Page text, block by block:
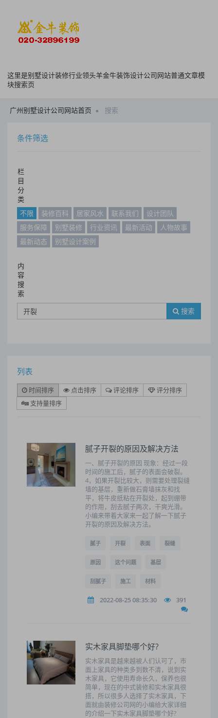
这里是别墅设计装修行业领头羊金牛装饰设计公司网站普通文章模
块搜索页
广州别墅设计公司网站首页 搜索
条件筛选
栏
目
分
类
不限
装修百科 居家风水 联系我们
设计团队
服务保障
别墅装修 行业资讯 最新活动
人物故事
最新动态
别墅设计案例
内
容
搜
索
搜索
列表
时间排序 点击排序 评论排序
评分排序
支持量排序
腻子开裂的原因及解决方法
一、腻子开裂的原因 现象：经过一段
时间的施工后，腻子的表面会破裂。
4，如果开裂比较大，则需要处理裂缝
墙的基层，重新做石膏墙抹灰和找
平，将牛皮纸粘在开裂处，起到绷带
的作用，刮去腻子两次，干爽光滑。
小编来带着大家来一起了解一下腻子
开裂的原因及解决方法。
腻子 开裂 表面 裂缝
原因 这个问题 基层
刮腻子 施工 材料
2022-08-25 08:35:30 391
实木家具脚垫哪个好?
实木家具是越来越被人们认可了，市
面上家具的种类多到数不清，说到实
木家具，它使用寿命长久，保养也很
简单，现在的中式装修和实木家具很
搭，所以很多人选择了实木家具，下
面就由装修公司网的小编给大家详细
的介绍一下实木家具脚垫哪个好?